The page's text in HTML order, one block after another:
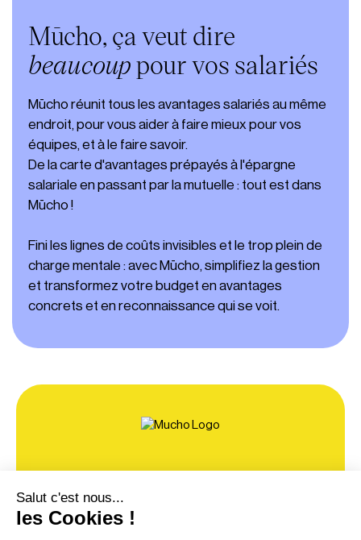
Mūcho, ça veut dire
beaucouppour vos salariés
Mūcho réunit tous les avantages salariés au même
endroit, pour vous aider à faire mieux pour vos
équipes, et à le faire savoir.
De la carte d'avantages prépayés à l'épargne
salariale en passant par la mutuelle : tout est dans
Mūcho !
Fini les lignes de coûts invisibles et le trop plein de
charge mentale : avec Mūcho, simplifiez la gestion
et transformez votre budget en avantages
concrets et en reconnaissance qui se voit.